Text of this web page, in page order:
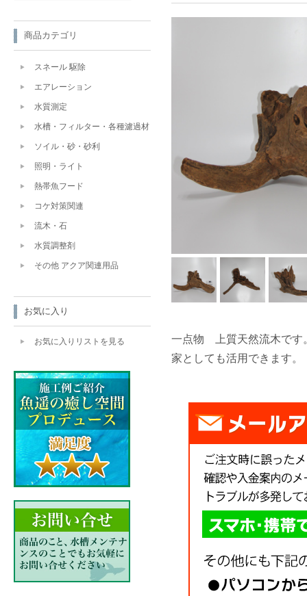
一点物 上質天然流木です
家としても活用できます
商品カテゴリ
スネール 駆除
エアレーション
水質測定
水槽・フィルター・各種濾過材
ソイル・砂・砂利
照明・ライト
熱帯魚フード
コケ対策関連
流木・石
水質調整剤
その他 アクア関連用品
お気に入り
お気に入りリストを見る